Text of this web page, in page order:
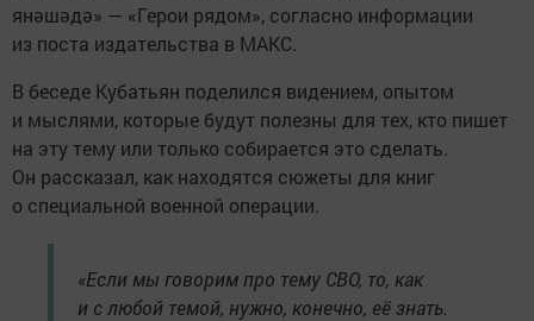
янәшәдә» — «Герои рядом», согласно информации
из поста издательства в МАКС.
В беседе Кубатьян поделился видением, опытом
и мыслями, которые будут полезны для тех, кто пишет
на эту тему или только собирается это сделать.
Он рассказал, как находятся сюжеты для книг
о специальной военной операции.
«Если мы говорим про тему СВО, то, как
и с любой темой, нужно, конечно, её знать.